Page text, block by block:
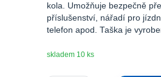
kola. Umožňuje bezpečně
příslušenství, nářadí pro
telefon apod. Taška je
skladem 10 ks